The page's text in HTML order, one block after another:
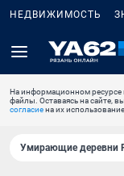
НЕДВИЖИМОСТЬ
На информационном ресурсе
файлы. Оставаясь на сайте,
согласиена их использование.
Умирающие деревни